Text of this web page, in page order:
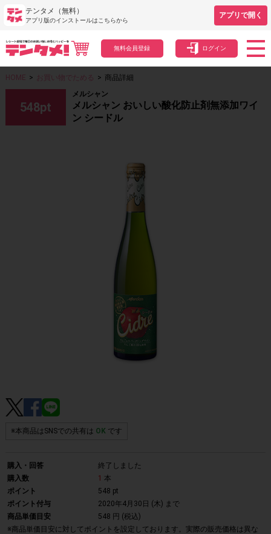
テンタメ（無料）
アプリ版のインストールはこちらから
アプリで開く
無料会員登録 ログイン
HOME > お買い物でためる > 商品詳細
548pt
メルシャン
メルシャン おいしい酸化防止剤無添加ワイ
ン シードル
※本商品はSNSでの共有は OKです
購入・回答
終了しました
購入数
1 本
ポイント
548 pt
ポイント付与
2020年4月30日 (木) まで
商品単価目安
548 円 (税込)
※商品単価目安に対してポイントを設定しております。実際の販売価格は異な